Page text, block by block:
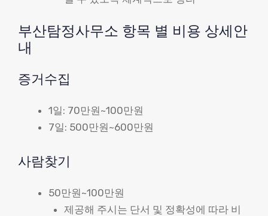
부산탐정사무소 항목 별 비용 상세안
내
증거수집
1일: 70만원~100만원
7일: 500만원~600만원
사람찾기
50만원~100만원
제공해 주시는 단서 및 정확성에 따라 비